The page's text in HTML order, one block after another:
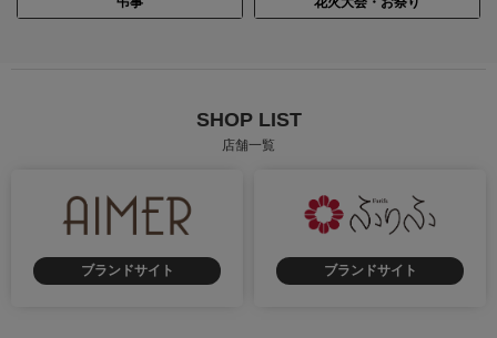
SHOP LIST
店舗一覧
ブランドサイト ブランドサイト